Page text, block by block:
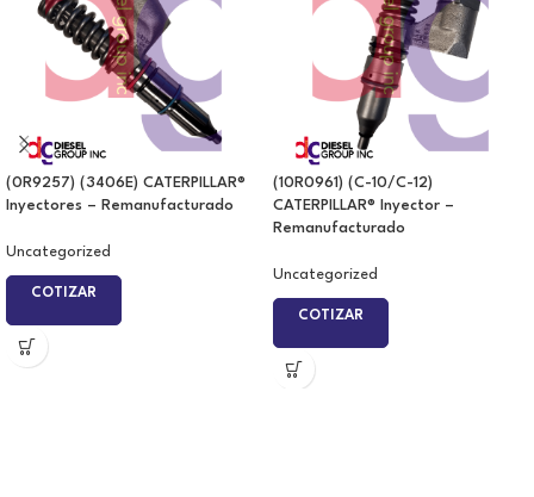
(0R9257) (3406E) CATERPILLAR®
Inyectores – Remanufacturado
Uncategorized
COTIZAR
(10R0961) (C-10/C-12)
CATERPILLAR® Inyector –
Remanufacturado
Uncategorized
COTIZAR